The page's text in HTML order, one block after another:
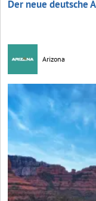
Der neue deutsche
Arizona